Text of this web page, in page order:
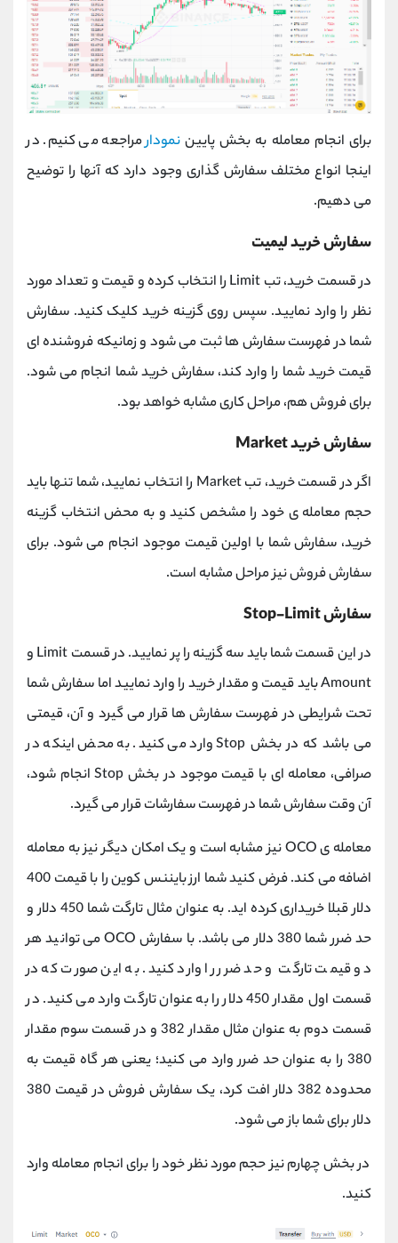
برای انجام معامله به بخش پاییننمودارمراجعه می کنیم. در
اینجا انواع مختلف سفارش گذاری وجود دارد که آنها را توضیح
می دهیم.
سفارش خرید لیمیت
در قسمت خرید، تب Limit را انتخاب کرده و قیمت و تعداد مورد
نظر را وارد نمایید. سپس روی گزینه خرید کلیک کنید. سفارش
شما در فهرست سفارش ها ثبت می شود و زمانیکه فروشنده ای
قیمت خرید شما را وارد کند، سفارش خرید شما انجام می شود.
برای فروش هم، مراحل کاری مشابه خواهد بود.
سفارش خرید Market
اگر در قسمت خرید، تب Market را انتخاب نمایید، شما تنها باید
حجم معامله ی خود را مشخص کنید و به محض انتخاب گزینه
خرید، سفارش شما با اولین قیمت موجود انجام می شود. برای
سفارش فروش نیز مراحل مشابه است.
سفارش Stop-Limit
در این قسمت شما باید سه گزینه را پر نمایید. در قسمت Limit و
Amount باید قیمت و مقدار خرید را وارد نمایید اما سفارش شما
تحت شرایطی در فهرست سفارش ها قرار می گیرد و آن، قیمتی
می باشد که در بخش Stop وارد می کنید. به محض اینکه در
صرافی، معامله ای با قیمت موجود در بخش Stop انجام شود،
آن وقت سفارش شما در فهرست سفارشات قرار می گیرد.
معامله ی OCO نیز مشابه است و یک امکان دیگر نیز به معامله
اضافه می کند. فرض کنید شما ارز بایننس کوین را با قیمت 400
دلار قبلا خریداری کرده اید. به عنوان مثال تارگت شما 450 دلار و
حد ضرر شما 380 دلار می باشد. با سفارش OCO می توانید هر
دو قیمت تارگت و حد ضرر را وارد کنید. به این صورت که در
قسمت اول مقدار 450 دلار را به عنوان تارگت وارد می کنید. در
قسمت دوم به عنوان مثال مقدار 382 و در قسمت سوم مقدار
380 را به عنوان حد ضرر وارد می کنید؛ یعنی هر گاه قیمت به
محدوده 382 دلار افت کرد، یک سفارش فروش در قیمت 380
دلار برای شما باز می شود.
در بخش چهارم نیز حجم مورد نظر خود را برای انجام معامله وارد
کنید.